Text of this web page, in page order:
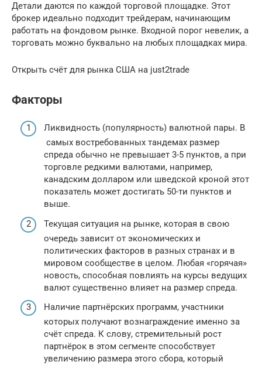
Детали даются по каждой торговой площадке. Этот
брокер идеально подходит трейдерам, начинающим
работать на фондовом рынке. Входной порог невелик, а
торговать можно буквально на любых площадках мира.
Открыть счёт для рынка США на just2trade
Факторы
Ликвидность (популярность) валютной пары. В
самых востребованных тандемах размер
спреда обычно не превышает 3-5 пунктов, а при
торговле редкими валютами, например,
канадским долларом или шведской кроной этот
показатель может достигать 50-ти пунктов и
выше.
Текущая ситуация на рынке, которая в свою
очередь зависит от экономических и
политических факторов в разных странах и в
мировом сообществе в целом. Любая «горячая»
новость, способная повлиять на курсы ведущих
валют существенно влияет на размер спреда.
Наличие партнёрских программ, участники
которых получают вознаграждение именно за
счёт спреда. К слову, стремительный рост
партнёрок в этом сегменте способствует
увеличению размера этого сбора, который